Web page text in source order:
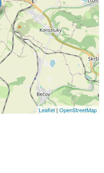
Leaflet | OpenStreetMap